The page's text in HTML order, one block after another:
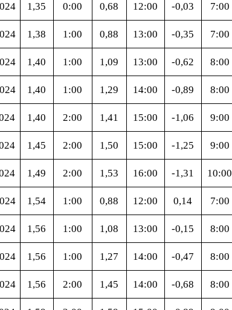
1,35 0:00 0,68 12:00 -0,03 7:00
1,38 1:00 0,88 13:00 -0,35 7:00
1,40 1:00 1,09 13:00 -0,62 8:00
1,40 1:00 1,29 14:00 -0,89 8:00
1,40 2:00 1,41 15:00 -1,06 9:00
1,45 2:00 1,50 15:00 -1,25 9:00
1,49 2:00 1,53 16:00 -1,31 10:00
1,54 1:00 0,88 12:00 0,14 7:00
1,56 1:00 1,08 13:00 -0,15 8:00
1,56 1:00 1,27 14:00 -0,47 8:00
1,56 2:00 1,45 14:00 -0,68 8:00